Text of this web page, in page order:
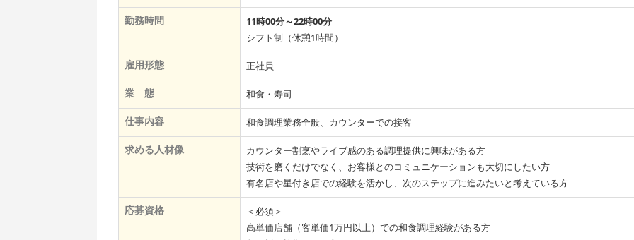
勤務時間
11時00分～22時00分
シフト制（休憩1時間）
雇用形態 正社員
業 態 和食・寿司
仕事内容 和食調理業務全般、カウンターでの接客
求める人材像
カウンター割烹やライブ感のある調理提供に興味がある方
技術を磨くだけでなく、お客様とのコミュニケーションも大切にしたい方
有名店や星付き店での経験を活かし、次のステップに進みたいと考えている方
応募資格
＜必須＞
高単価店舗（客単価1万円以上）での和食調理経験がある方